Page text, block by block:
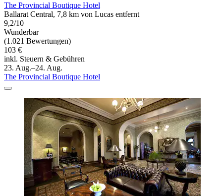
The Provincial Boutique Hotel
Ballarat Central, 7,8 km von Lucas entfernt
9,2/10
Wunderbar
(1.021 Bewertungen)
103 €
inkl. Steuern & Gebühren
23. Aug.–24. Aug.
The Provincial Boutique Hotel